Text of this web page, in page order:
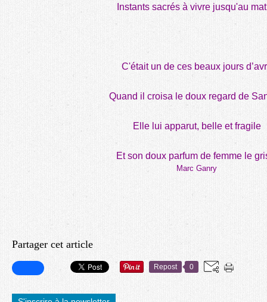
Instants sacrés à vivre jusqu'au
C'était un de ces beaux jours
Quand il croisa le doux regard de
Elle lui apparut, belle et fragile
Et son doux parfum de femme le
Marc Ganry
Partager cet article
Repost 0